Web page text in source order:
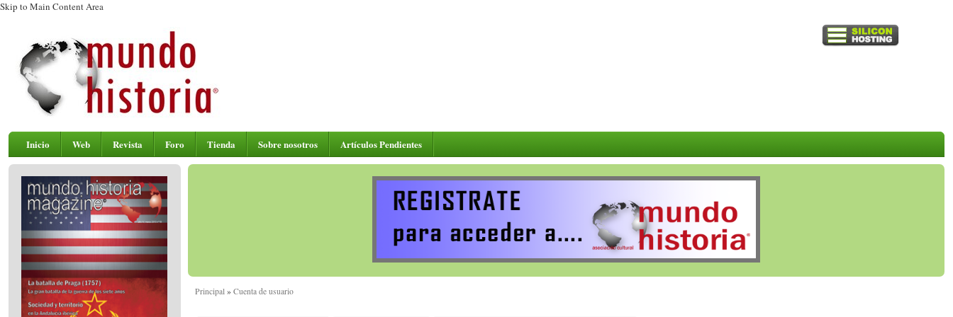
Skip to Main Content Area
Inicio Web Revista Foro Tienda Sobre nosotros Artículos Pendientes
Principal» Cuenta de usuario